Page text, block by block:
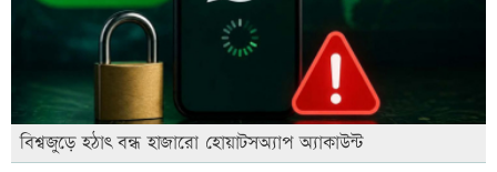
বিশ্বজুড়ে হঠাৎ বন্ধ হাজারো হোয়াটসঅ্যাপ অ্যাকাউন্ট